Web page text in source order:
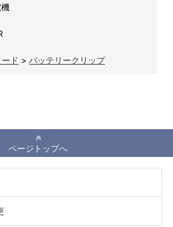
ド >バッテリークリップ
ページトップへ